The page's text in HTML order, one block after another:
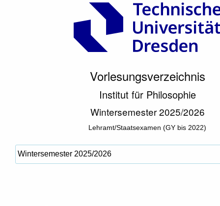
Vorlesungsverzeichnis
Institut für Philosophie
Wintersemester 2025/2026
Lehramt/Staatsexamen (GY bis 2022)